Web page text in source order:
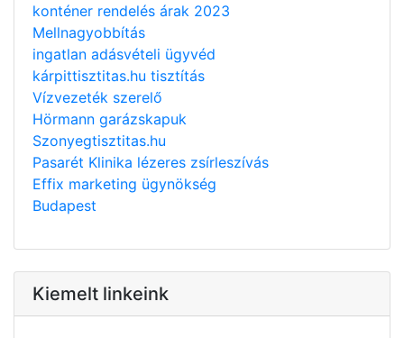
konténer rendelés árak 2023
Mellnagyobbítás
ingatlan adásvételi ügyvéd
kárpittisztitas.hu tisztítás
Vízvezeték szerelő
Hörmann garázskapuk
Szonyegtisztitas.hu
Pasarét Klinika lézeres zsírleszívás
Effix marketing ügynökség
Budapest
Kiemelt linkeink